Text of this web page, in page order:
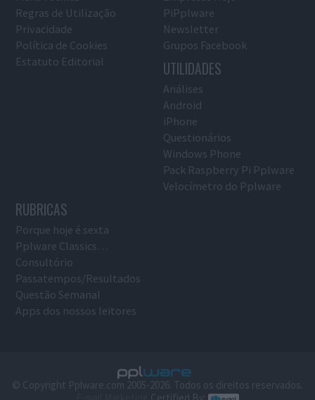
Regras de Utilização
Privacidade
Política de Cookies
Estatuto Editorial
PiPplware
Newsletter
Grupos Facebook
UTILIDADES
Análises
Android
iPhone
Questionários
Windows Phone
Pack Raspberry Pi Pplware
Velocímetro do Pplware
RUBRICAS
Porque hoje é sexta
Pplware Classics…
Consultório
Passatempos/Resultados
Questão Semanal
Apps dos nossos leitores
© Copyright Pplware.com 2005-2026. Todos os direitos reservados.